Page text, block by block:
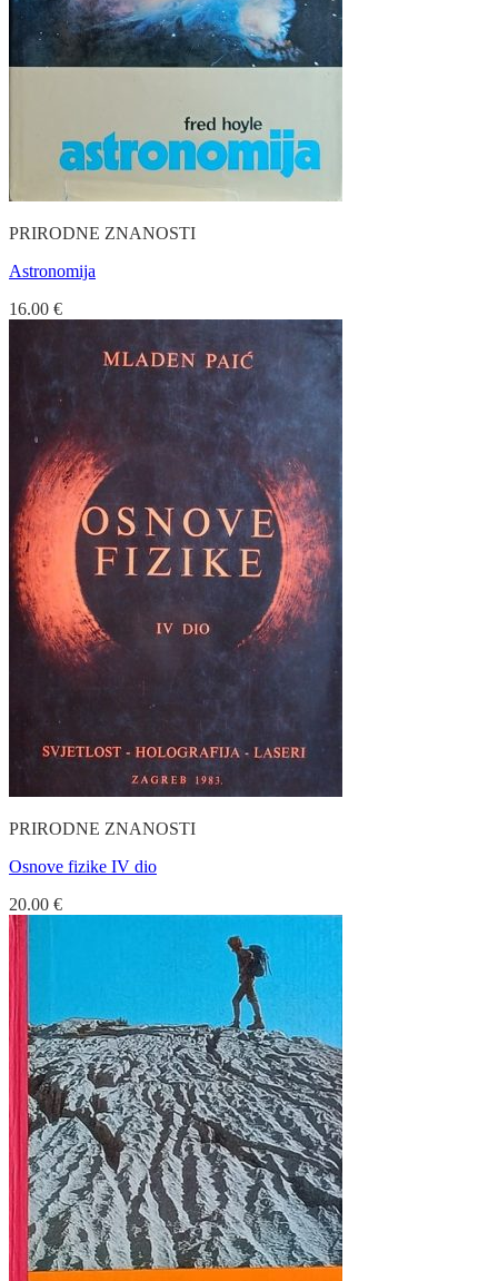
PRIRODNE ZNANOSTI
Astronomija
16.00 €
PRIRODNE ZNANOSTI
Osnove fizike IV dio
20.00 €